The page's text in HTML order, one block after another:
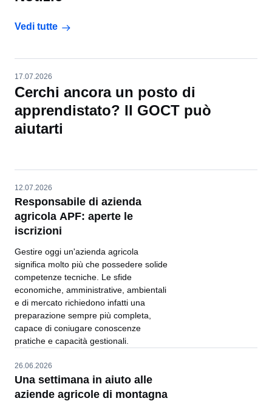
Vedi tutte
17.07.2026
Cerchi ancora un posto di
apprendistato? Il GOCT può
aiutarti
12.07.2026
Responsabile di azienda
agricola APF: aperte le
iscrizioni
Gestire oggi un'azienda agricola
significa molto più che possedere solide
competenze tecniche. Le sfide
economiche, amministrative, ambientali
e di mercato richiedono infatti una
preparazione sempre più completa,
capace di coniugare conoscenze
pratiche e capacità gestionali.
26.06.2026
Una settimana in aiuto alle
aziende agricole di montagna